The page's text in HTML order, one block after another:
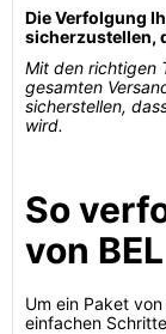
Die Verfolgung
sicherzustellen,
Mit den richtigen
gesamten
sicherstellen,
wird.
So
von BEL
Um ein Paket
einfachen